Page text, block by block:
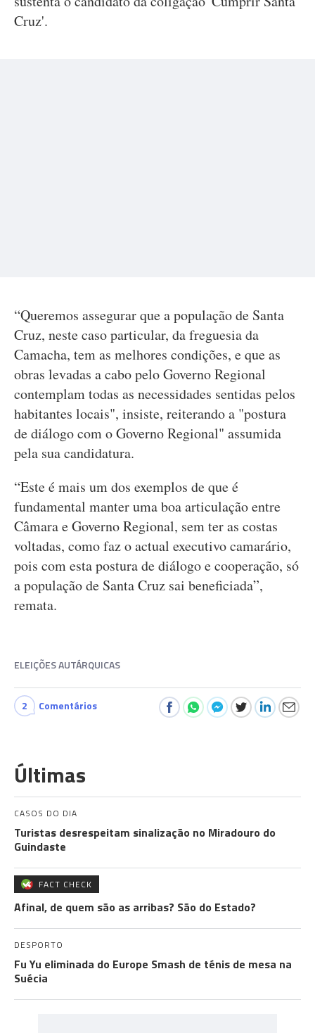
Cruz'.
“Queremos assegurar que a população de Santa
Cruz, neste caso particular, da freguesia da
Camacha, tem as melhores condições, e que as
obras levadas a cabo pelo Governo Regional
contemplam todas as necessidades sentidas pelos
habitantes locais", insiste, reiterando a "postura
de diálogo com o Governo Regional" assumida
pela sua candidatura.
“Este é mais um dos exemplos de que é
fundamental manter uma boa articulação entre
Câmara e Governo Regional, sem ter as costas
voltadas, como faz o actual executivo camarário,
pois com esta postura de diálogo e cooperação, só
a população de Santa Cruz sai beneficiada”,
remata.
ELEIÇÕES AUTÁRQUICAS
2 Comentários
Últimas
CASOS DO DIA
Turistas desrespeitam sinalização no Miradouro do
Guindaste
FACT CHECK
Afinal, de quem são as arribas? São do Estado?
DESPORTO
Fu Yu eliminada do Europe Smash de ténis de mesa na
Suécia